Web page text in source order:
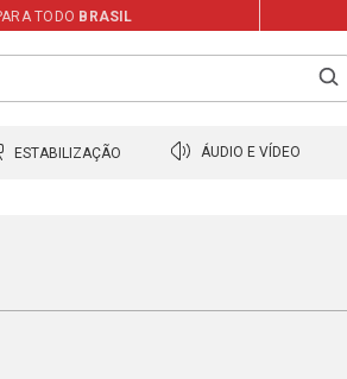
TODO BRASIL
ESTABILIZAÇÃO ÁUDIO E VÍDEO